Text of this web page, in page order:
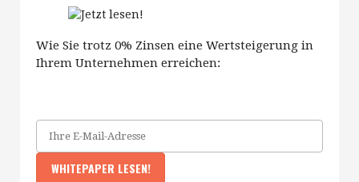
Wie Sie trotz 0% Zinsen eine Wertsteigerung in
Ihrem Unternehmen erreichen: